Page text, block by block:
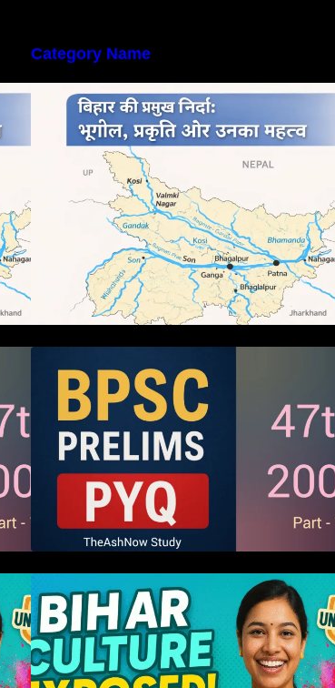
Category Name
बिहार की नदियों का विस्तृत अध्ययन |
Geography of Rivers in Bihar
Paper with Answers (Part – 01)
हम बिहारवासी: भाषाओं व संस्कृतियों की
धरोहर “हमारा बिहार”